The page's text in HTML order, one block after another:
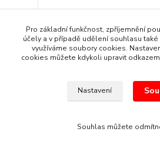
Pro základní funkčnost, zpříjemnění
účely a v případě udělení souhlasu
využíváme soubory cookies.
cookies můžete kdykoli upravit
Nastavení
Souhlas můžete